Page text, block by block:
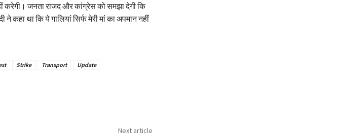
करेगी। जनता राजद और कांग्रेस को समझा देगी कि
ने कहा था कि ये गालियां सिर्फ मेरी मां का अपमान नहीं
Strike Transport Update
Next article